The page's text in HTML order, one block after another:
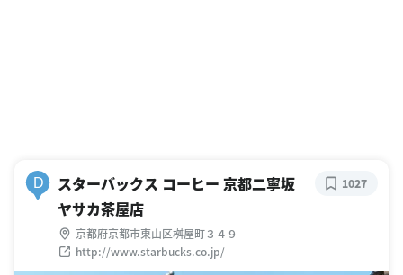
D
スターバックス コーヒー 京都二寧坂
ヤサカ茶屋店
京都府京都市東山区桝屋町３４９
http://www.starbucks.co.jp/
1027